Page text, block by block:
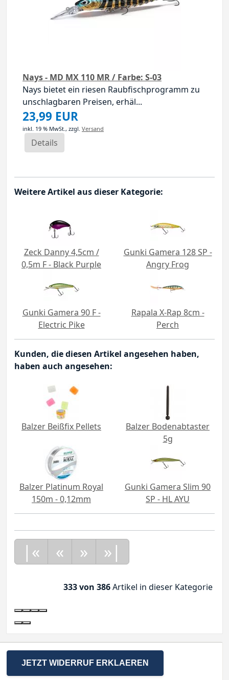
Nays - MD MX 110 MR / Farbe: S-03
Nays bietet ein riesen Raubfischprogramm zu
unschlagbaren Preisen, erhäl...
23,99 EUR
inkl. 19 % MwSt., zzgl. Versand
Details
Weitere Artikel aus dieser Kategorie:
Zeck Danny 4,5cm /
0,5m F - Black Purple
Gunki Gamera 128 SP -
Angry Frog
Gunki Gamera 90 F -
Electric Pike
Rapala X-Rap 8cm -
Perch
Kunden, die diesen Artikel angesehen haben,
haben auch angesehen:
Balzer Beißfix Pellets
Balzer Bodenabtaster
5g
Balzer Platinum Royal
150m - 0,12mm
Gunki Gamera Slim 90
SP - HL AYU
|« « » »|
333 von 386Artikel in dieser Kategorie
JETZT WIDERRUF ERKLAEREN